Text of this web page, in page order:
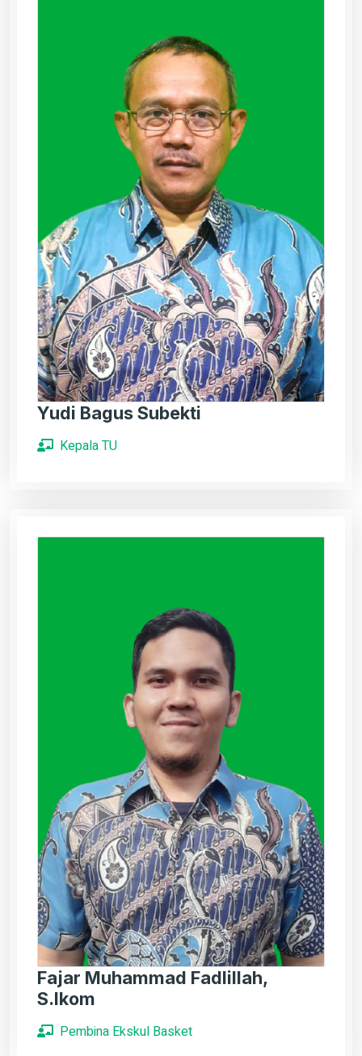
Yudi Bagus Subekti
Kepala TU
Fajar Muhammad Fadlillah,
S.Ikom
Pembina Ekskul Basket